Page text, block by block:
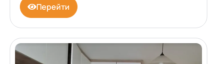
Перейти